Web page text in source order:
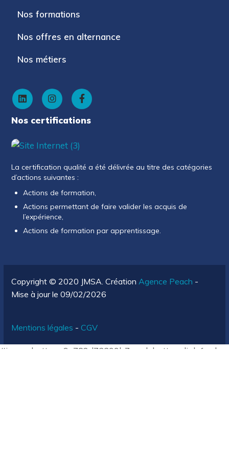
Nos formations
Nos offres en alternance
Nos métiers
Nos certifications
La certification qualité a été délivrée au titre des catégories
d’actions suivantes :
Actions de formation,
Actions permettant de faire valider les acquis de
l’expérience,
Actions de formation par apprentissage.
Copyright © 2020 JMSA. Création Agence Peach -
Mise à jour le 09/02/2026
Mentions légales -CGV
#iguru_button_6a782d73399b7 .wgl_button_link { color: